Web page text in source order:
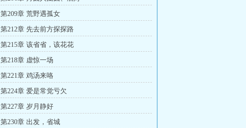
第209章 荒野遇孤女
第212章 先去前方探探路
第215章 该省省，该花花
第218章 虚惊一场
第221章 鸡汤来咯
第224章 爱是常觉亏欠
第227章 岁月静好
第230章 出发，省城